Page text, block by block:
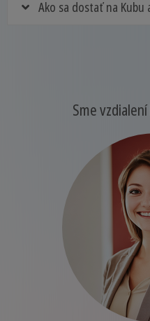
Ako sa dostať na Kubu
Sme